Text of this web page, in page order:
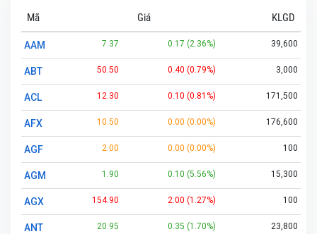
Mã Giá KLGD
AAM 7.37 0.17 (2.36%) 39,600
ABT 50.50 0.40 (0.79%) 3,000
ACL 12.30 0.10 (0.81%) 171,500
AFX 10.50 0.00 (0.00%) 176,600
AGF 2.00 0.00 (0.00%) 100
AGM 1.90 0.10 (5.56%) 15,300
AGX 154.90 2.00 (1.27%) 100
ANT 20.95 0.35 (1.70%) 23,800